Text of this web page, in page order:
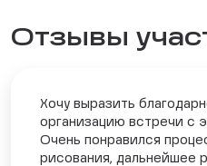
Отзывы
Хочу выразить
организацию встречи с
Очень понравился
рисования, дальнейшее